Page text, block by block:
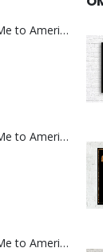
Bosna Take Me to America Navijačka Majica 3
Bosna Take Me to America Navijačka Majica 4
Bosna Take Me to America Navijačka Majica 2